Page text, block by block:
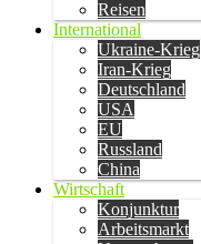
Reisen
International
Ukraine-Krieg
Iran-Krieg
Deutschland
USA
EU
Russland
China
Wirtschaft
Konjunktur
Arbeitsmarkt